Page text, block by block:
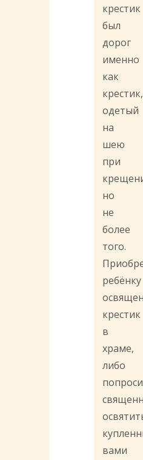
крестик
был
дорог
именно
как
крестик,
одетый
на
шею
при
но
не
более
того.
ребёнку
крестик
в
храме,
либо
вами